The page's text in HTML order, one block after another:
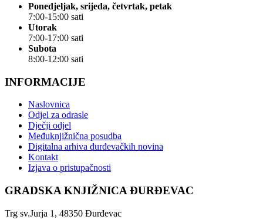
Ponedjeljak, srijeda, četvrtak, petak
7:00-15:00 sati
Utorak
7:00-17:00 sati
Subota
8:00-12:00 sati
INFORMACIJE
Naslovnica
Odjel za odrasle
Dječji odjel
Međuknjižnična posudba
Digitalna arhiva đurđevačkih novina
Kontakt
Izjava o pristupačnosti
GRADSKA KNJIŽNICA ĐURĐEVAC
Trg sv.Jurja 1, 48350 Đurđevac